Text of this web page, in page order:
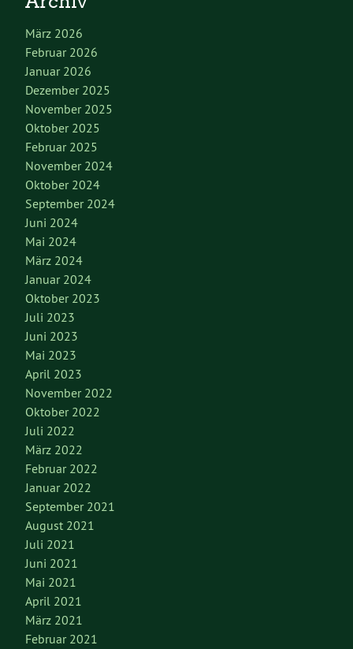
März 2026
Februar 2026
Januar 2026
Dezember 2025
November 2025
Oktober 2025
Februar 2025
November 2024
Oktober 2024
September 2024
Juni 2024
Mai 2024
März 2024
Januar 2024
Oktober 2023
Juli 2023
Juni 2023
Mai 2023
April 2023
November 2022
Oktober 2022
Juli 2022
März 2022
Februar 2022
Januar 2022
September 2021
August 2021
Juli 2021
Juni 2021
Mai 2021
April 2021
März 2021
Februar 2021